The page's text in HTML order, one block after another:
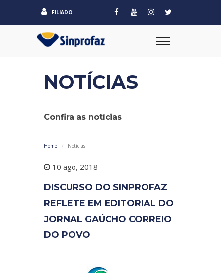
FILIADO
NOTÍCIAS
Confira as notícias
Home Notícias
10 ago, 2018
DISCURSO DO SINPROFAZ
REFLETE EM EDITORIAL DO
JORNAL GAÚCHO CORREIO
DO POVO